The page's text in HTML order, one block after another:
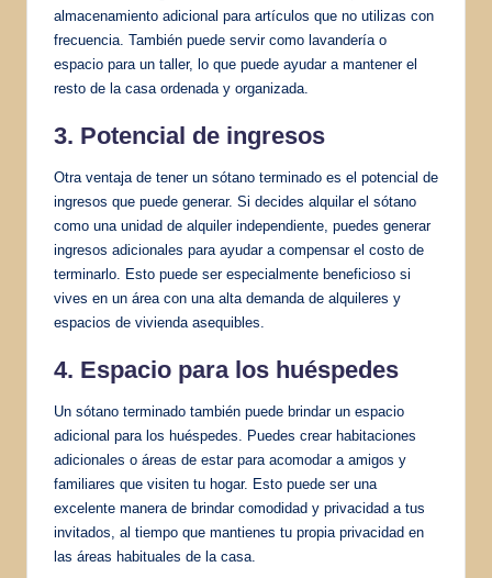
almacenamiento adicional para artículos que no utilizas con
frecuencia. También puede servir como lavandería o
espacio para un taller, lo que puede ayudar a mantener el
resto de la casa ordenada y organizada.
3. Potencial de ingresos
Otra ventaja de tener un sótano terminado es el potencial de
ingresos que puede generar. Si decides alquilar el sótano
como una unidad de alquiler independiente, puedes generar
ingresos adicionales para ayudar a compensar el costo de
terminarlo. Esto puede ser especialmente beneficioso si
vives en un área con una alta demanda de alquileres y
espacios de vivienda asequibles.
4. Espacio para los huéspedes
Un sótano terminado también puede brindar un espacio
adicional para los huéspedes. Puedes crear habitaciones
adicionales o áreas de estar para acomodar a amigos y
familiares que visiten tu hogar. Esto puede ser una
excelente manera de brindar comodidad y privacidad a tus
invitados, al tiempo que mantienes tu propia privacidad en
las áreas habituales de la casa.